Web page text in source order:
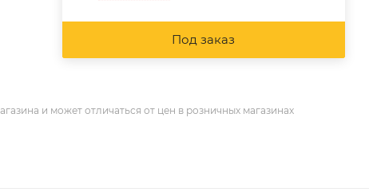
Под заказ
и может отличаться от цен в розничных магазинах